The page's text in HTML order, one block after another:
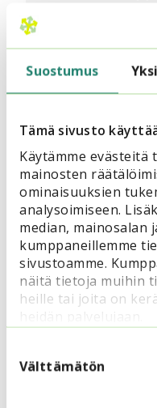
Suostumus
Tämä sivusto
Käytämme evästeitä
mainosten
ominaisuuksien
analysoimiseen.
median, mainosalan
kumppaneillemme
sivustoamme.
näitä tietoja muihin
heille tai joita on
valinta
Välttämätön
omalla logolla.
Howspace-
Siviksen valmiit
Lisätietoa